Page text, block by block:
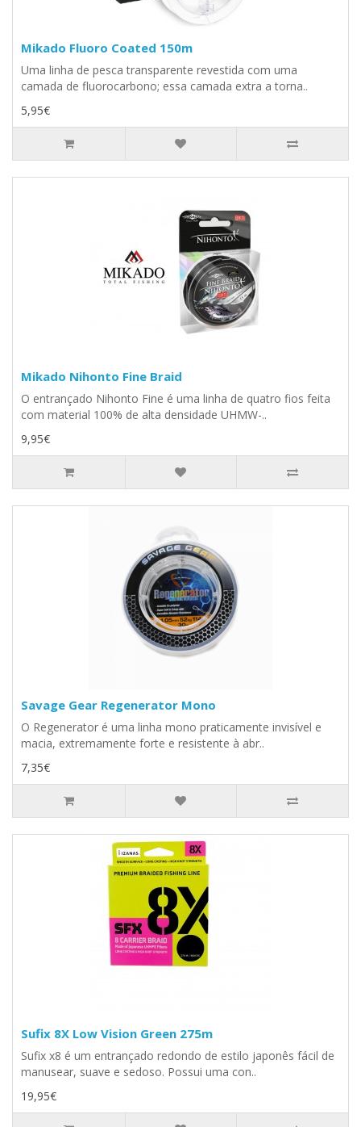
Mikado Fluoro Coated 150m
Uma linha de pesca transparente revestida com uma
camada de fluorocarbono; essa camada extra a torna..
5,95€
Mikado Nihonto Fine Braid
O entrançado Nihonto Fine é uma linha de quatro fios feita
com material 100% de alta densidade UHMW-..
9,95€
Savage Gear Regenerator Mono
O Regenerator é uma linha mono praticamente invisível e
macia, extremamente forte e resistente à abr..
7,35€
Sufix 8X Low Vision Green 275m
Sufix x8 é um entrançado redondo de estilo japonês fácil de
manusear, suave e sedoso. Possui uma con..
19,95€